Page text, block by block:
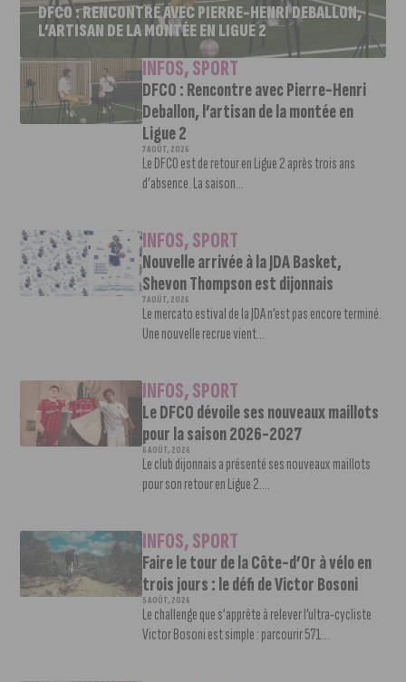
DFCO : RENCONTRE AVEC PIERRE-HENRI DEBALLON,
L’ARTISAN DE LA MONTÉE EN LIGUE 2
INFOS,SPORT
DFCO : Rencontre avec Pierre-Henri
Deballon, l’artisan de la montée en
Ligue 2
7 AOÛT, 2026
Le DFCO est de retour en Ligue 2 après trois ans
d’absence. La saison...
INFOS,SPORT
Nouvelle arrivée à la JDA Basket,
Shevon Thompson est dijonnais
7 AOÛT, 2026
Le mercato estival de la JDA n’est pas encore terminé.
Une nouvelle recrue vient...
INFOS,SPORT
Le DFCO dévoile ses nouveaux maillots
pour la saison 2026-2027
6 AOÛT, 2026
Le club dijonnais a présenté ses nouveaux maillots
pour son retour en Ligue 2....
INFOS,SPORT
Faire le tour de la Côte-d’Or à vélo en
trois jours : le défi de Victor Bosoni
5 AOÛT, 2026
Le challenge que s’apprête à relever l’ultra-cycliste
Victor Bosoni est simple : parcourir 571...